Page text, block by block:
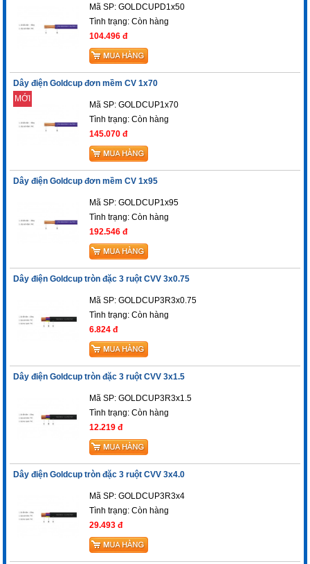
Mã SP: GOLDCUPD1x50
Tình trạng:Còn hàng
104.496 đ
Dây điện Goldcup đơn mềm CV 1x70
MỚI
Mã SP: GOLDCUP1x70
Tình trạng:Còn hàng
145.070 đ
Dây điện Goldcup đơn mềm CV 1x95
Mã SP: GOLDCUP1x95
Tình trạng:Còn hàng
192.546 đ
Dây điện Goldcup tròn đặc 3 ruột CVV 3x0.75
Mã SP: GOLDCUP3R3x0.75
Tình trạng:Còn hàng
6.824 đ
Dây điện Goldcup tròn đặc 3 ruột CVV 3x1.5
Mã SP: GOLDCUP3R3x1.5
Tình trạng:Còn hàng
12.219 đ
Dây điện Goldcup tròn đặc 3 ruột CVV 3x4.0
Mã SP: GOLDCUP3R3x4
Tình trạng:Còn hàng
29.493 đ